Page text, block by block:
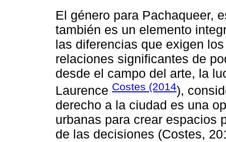
El género para Pachaqueer,
también es un elemento
las diferencias que exigen
relaciones significantes de
desde el campo del arte, la
Laurence Costes (2014),
derecho a la ciudad es una
urbanas para crear espacios
de las decisiones (Costes,